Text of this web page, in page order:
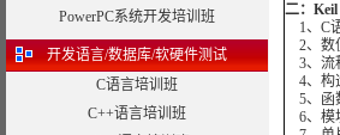
PowerPC系统开发培训班
开发语言/数据库/软硬件测试
C语言培训班
C++语言培训班
二： Keil
1、 C
2、数
3、流
4、构
5、函
6、模